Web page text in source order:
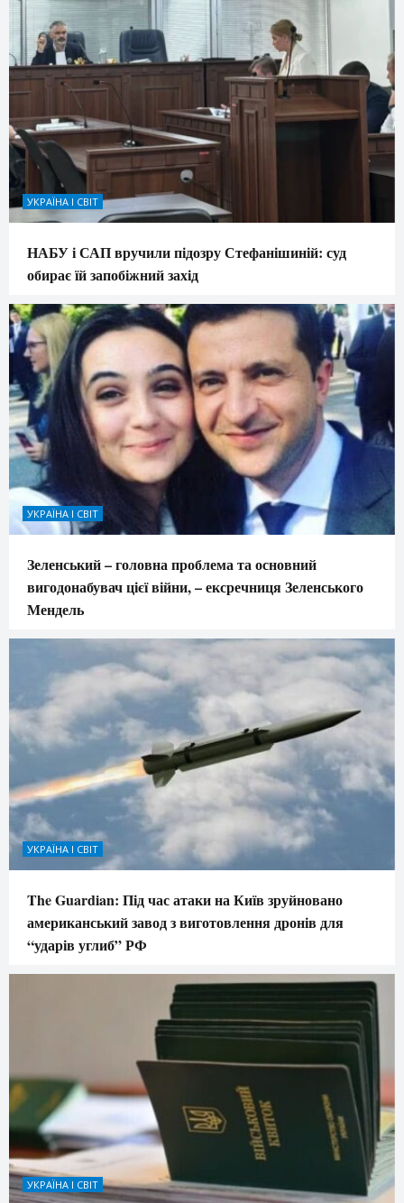
УКРАЇНА І СВІТ
НАБУ і САП вручили підозру Стефанішиній: суд
обирає їй запобіжний захід
УКРАЇНА І СВІТ
Зеленський – головна проблема та основний
вигодонабувач цієї війни, – ексречниця Зеленського
Мендель
УКРАЇНА І СВІТ
The Guardian: Під час атаки на Київ зруйновано
американський завод з виготовлення дронів для
“ударів углиб” РФ
УКРАЇНА І СВІТ